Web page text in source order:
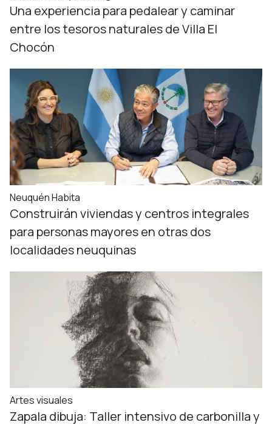
Una experiencia para pedalear y caminar
entre los tesoros naturales de Villa El
Chocón
Neuquén Habita
Construirán viviendas y centros integrales
para personas mayores en otras dos
localidades neuquinas
Artes visuales
Zapala dibuja: Taller intensivo de carbonilla y